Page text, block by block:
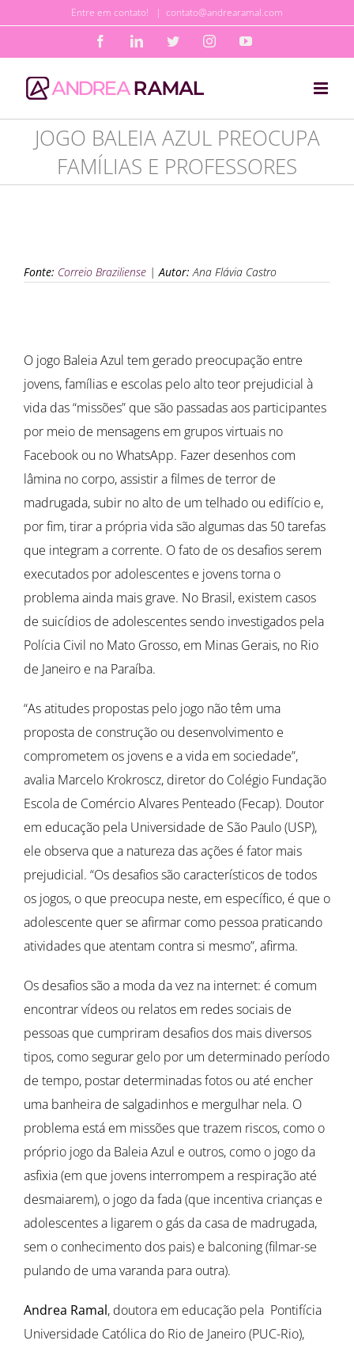
o
conteúdo
Entre em contato! | contato@andrearamal.com
FacebookLinkedInTwitterInstagramYouTube
JOGO BALEIA AZUL PREOCUPA
FAMÍLIAS E PROFESSORES
Fonte: Correio Braziliense |Autor: Ana Flávia Castro
O jogo Baleia Azul tem gerado preocupação entre
jovens, famílias e escolas pelo alto teor prejudicial à
vida das “missões” que são passadas aos participantes
por meio de mensagens em grupos virtuais no
Facebook ou no WhatsApp. Fazer desenhos com
lâmina no corpo, assistir a filmes de terror de
madrugada, subir no alto de um telhado ou edifício e,
por fim, tirar a própria vida são algumas das 50 tarefas
que integram a corrente. O fato de os desafios serem
executados por adolescentes e jovens torna o
problema ainda mais grave. No Brasil, existem casos
de suicídios de adolescentes sendo investigados pela
Polícia Civil no Mato Grosso, em Minas Gerais, no Rio
de Janeiro e na Paraíba.
“As atitudes propostas pelo jogo não têm uma
proposta de construção ou desenvolvimento e
comprometem os jovens e a vida em sociedade”,
avalia Marcelo Krokroscz, diretor do Colégio Fundação
Escola de Comércio Alvares Penteado (Fecap). Doutor
em educação pela Universidade de São Paulo (USP),
ele observa que a natureza das ações é fator mais
prejudicial. “Os desafios são característicos de todos
os jogos, o que preocupa neste, em específico, é que o
adolescente quer se afirmar como pessoa praticando
atividades que atentam contra si mesmo”, afirma.
Os desafios são a moda da vez na internet: é comum
encontrar vídeos ou relatos em redes sociais de
pessoas que cumpriram desafios dos mais diversos
tipos, como segurar gelo por um determinado período
de tempo, postar determinadas fotos ou até encher
uma banheira de salgadinhos e mergulhar nela. O
problema está em missões que trazem riscos, como o
próprio jogo da Baleia Azul e outros, como o jogo da
asfixia (em que jovens interrompem a respiração até
desmaiarem), o jogo da fada (que incentiva crianças e
adolescentes a ligarem o gás da casa de madrugada,
sem o conhecimento dos pais) e balconing (filmar-se
pulando de uma varanda para outra).
Andrea Ramal, doutora em educação pela Pontifícia
Universidade Católica do Rio de Janeiro (PUC-Rio),